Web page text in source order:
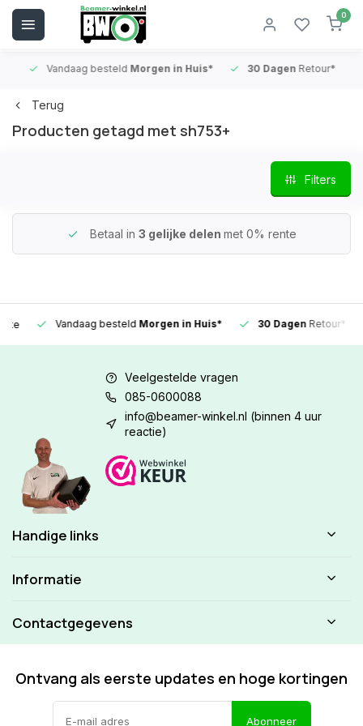
0
Vandaag besteldMorgen in Huis* 30 DagenRetour*
Terug
Producten getagd met sh753+
Filters
Betaal in 3 gelijke delen met 0% rente
Vandaag besteldMorgen in Huis* 30 DagenRetour*
Veelgestelde vragen
085-0600088
info@beamer-winkel.nl (binnen 4 uur
reactie)
Handige links
Informatie
Contactgegevens
Ontvang als eerste updates en hoge kortingen
Abonneer